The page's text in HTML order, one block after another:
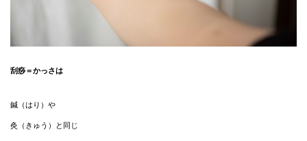
刮痧＝かっさは
鍼（はり）や
灸（きゅう）と同じ